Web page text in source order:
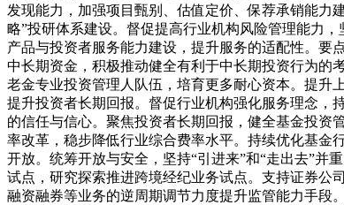
发现能力，加强项目甄别、估值定价、保荐承销能力
略”投研体系建设。督促提高行业机构风险管理能力
产品与投资者服务能力建设，提升服务的适配性。要
中长期资金，积极推动健全有利于中长期投资行为的
老金专业投资管理人队伍，培育更多耐心资本。提升
提升投资者长期回报。督促行业机构强化服务理念，
的信任与信心。聚焦投资者长期回报，健全基金投资
率改革，稳步降低行业综合费率水平。持续优化基金
开放。统筹开放与安全，坚持“引进来”和“走出去”并
试点，研究探索推进跨境经纪业务试点。支持证券公
融资融券等业务的逆周期调节力度提升监管能力手段